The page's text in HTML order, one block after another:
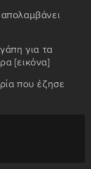
για τα
[εικόνα]
που έζησε